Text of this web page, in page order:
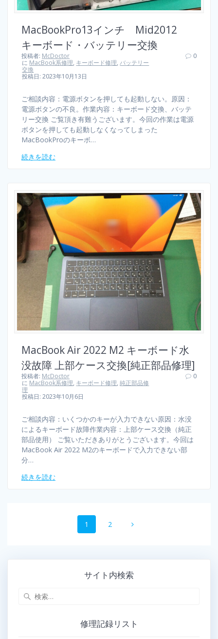
MacBookPro13インチ Mid2012
キーボード・バッテリー交換
投稿者: McDoctor
に MacBook系修理, キーボード修理,バッテリー
交換
投稿日: 2023年10月13日
0
ご相談内容：電源ボタンを押しても起動しない。原因：
電源ボタンの不良。作業内容：キーボード交換、バッテ
リー交換 ご覧頂き有難うございます。今回の作業は電源
ボタンを押しても起動しなくなってしまった
MacBookProのキーボ…
続きを読む
MacBook Air 2022 M2 キーボード水
没故障 上部ケース交換[純正部品修理]
投稿者: McDoctor
に MacBook系修理, キーボード修理,純正部品修
理
投稿日: 2023年10月6日
0
ご相談内容：いくつかのキーが入力できない原因：水没
によるキーボード故障作業内容：上部ケース交換（純正
部品使用） ご覧いただきありがとうございます。今回は
MacBook Air 2022 M2のキーボードで入力できない部
分…
続きを読む
1 2
サイト内検索
修理記録リスト